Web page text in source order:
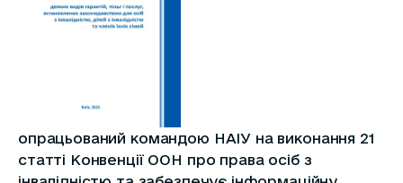
опрацьований командою НАІУ на виконання 21
статті Конвенції ООН про права осіб з